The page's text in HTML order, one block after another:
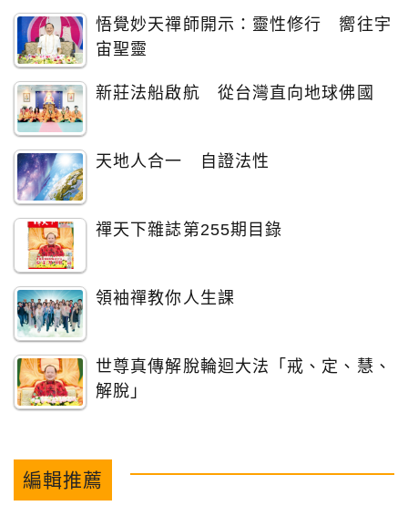
悟覺妙天禪師開示：靈性修行 嚮往宇
宙聖靈
新莊法船啟航 從台灣直向地球佛國
天地人合一 自證法性
禪天下雜誌第255期目錄
領袖禪教你人生課
世尊真傳解脫輪迴大法「戒、定、慧、
解脫」
編輯推薦